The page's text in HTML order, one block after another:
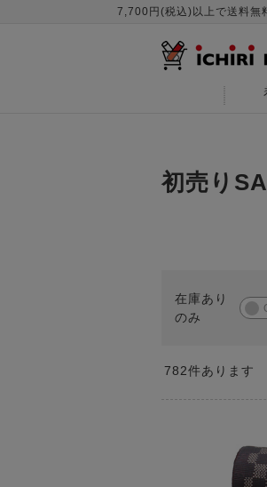
7,700円(税込)以上で送料無
初売り
782件あります